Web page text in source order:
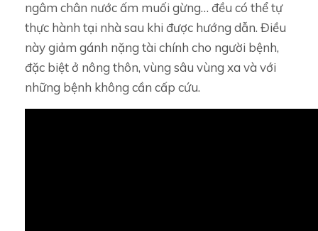
ngâm chân nước ấm muối gừng… đều có thể tự
thực hành tại nhà sau khi được hướng dẫn. Điều
này giảm gánh nặng tài chính cho người bệnh,
đặc biệt ở nông thôn, vùng sâu vùng xa và với
những bệnh không cần cấp cứu.